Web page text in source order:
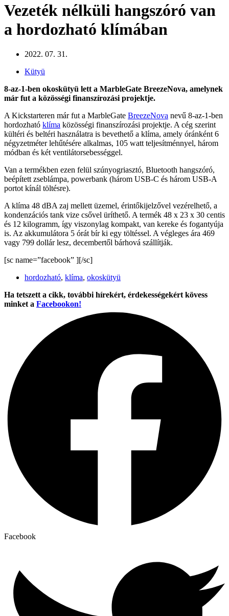
Vezeték nélküli hangszóró van
a hordozható klímában
2022. 07. 31.
Kütyü
8-az-1-ben okoskütyü lett a MarbleGate BreezeNova, amelynek
már fut a közösségi finanszírozási projektje.
A Kickstarteren már fut a MarbleGate BreezeNova nevű 8-az-1-ben
hordozható klíma közösségi finanszírozási projektje. A cég szerint
kültéri és beltéri használatra is bevethető a klíma, amely óránként 6
négyzetméter lehűtésére alkalmas, 105 watt teljesítménnyel, három
módban és két ventilátorsebességgel.
Van a termékben ezen felül szúnyogriasztó, Bluetooth hangszóró,
beépített zseblámpa, powerbank (három USB-C és három USB-A
portot kínál töltésre).
A klíma 48 dBA zaj mellett üzemel, érintőkijelzővel vezérelhető, a
kondenzációs tank vize csővel üríthető. A termék 48 x 23 x 30 centis
és 12 kilogramm, így viszonylag kompakt, van kereke és fogantyúja
is. Az akkumulátora 5 órát bír ki egy töltéssel. A végleges ára 469
vagy 799 dollár lesz, decembertől bárhová szállítják.
[sc name=”facebook” ][/sc]
hordozható, klíma, okoskütyü
Ha tetszett a cikk, további hírekért, érdekességekért kövess
minket a Facebookon!
Facebook